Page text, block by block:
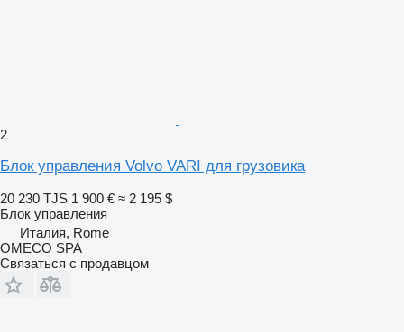
2
Блок управления Volvo VARI для грузовика
20 230 TJS 1 900 € ≈ 2 195 $
Блок управления
Италия, Rome
OMECO SPA
Связаться с продавцом